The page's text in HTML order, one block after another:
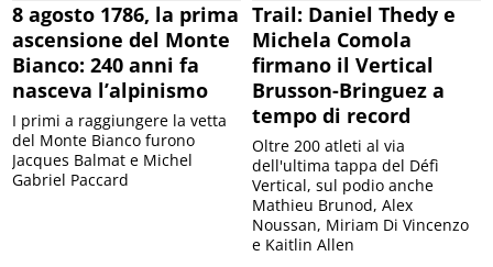
8 agosto 1786, la prima
ascensione del Monte
Bianco: 240 anni fa
nasceva l’alpinismo
I primi a raggiungere la vetta
del Monte Bianco furono
Jacques Balmat e Michel
Gabriel Paccard
Trail: Daniel Thedy e
Michela Comola
firmano il Vertical
Brusson-Bringuez a
tempo di record
Oltre 200 atleti al via
dell'ultima tappa del Défì
Vertical, sul podio anche
Mathieu Brunod, Alex
Noussan, Miriam Di Vincenzo
e Kaitlin Allen